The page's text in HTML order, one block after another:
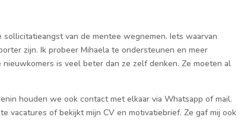
van de mentee wegnemen. Iets waarvan
zijn. Ik probeer Mihaela te ondersteunen en meer
is veel beter dan ze zelf denken. Ze moeten al
houden we ook contact met elkaar via Whatsapp of mail.
vacatures of bekijkt mijn CV en motivatiebrief. Ze gaf mij ook